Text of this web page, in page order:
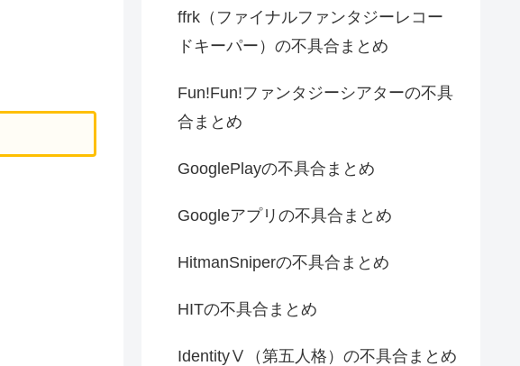
ffrk（ファイナルファンタジーレコー
ドキーパー）の不具合まとめ
Fun!Fun!ファンタジーシアターの不具
合まとめ
GooglePlayの不具合まとめ
Googleアプリの不具合まとめ
HitmanSniperの不具合まとめ
HITの不具合まとめ
IdentityⅤ（第五人格）の不具合まとめ